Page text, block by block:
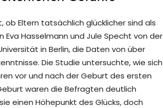
Eltern tatsächlich glücklicher sind als
Eva Hasselmann und Jule Specht von der
in Berlin, die Daten von über
Die Studie untersuchte, wie sich
vor und nach der Geburt des ersten
waren die Befragten deutlich
einen Höhepunkt des Glücks, doch